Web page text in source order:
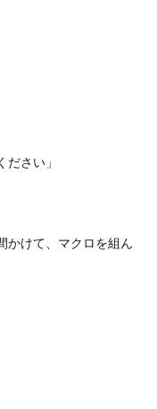
さい」
かけて、マクロを組ん